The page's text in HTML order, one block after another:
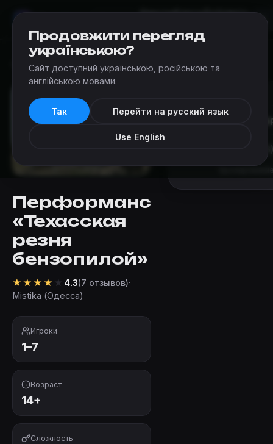
КвестыКартаДобавить
Квесты › Mistika (Одесса) Техасская резня бензопилой
Перформанс
«Техасская
резня
бензопилой»
★ ★ ★ ★ ★ 4.3(7 отзывов)·
Mistika (Одесса)
Игроки
1–7
Возраст
14+
Сложность
+38
Продовжити перегляд
українською?
Сайт доступний українською, російською та
англійською мовами.
Так Перейти на русский язык
Use English